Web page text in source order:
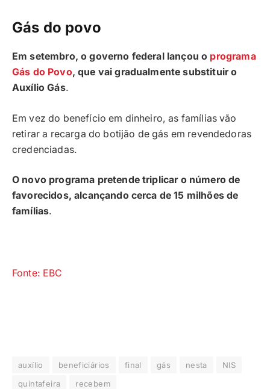
Gás do povo
Em setembro, o governo federal lançou o programa
Gás do Povo, que vai gradualmente substituir o
Auxílio Gás.
Em vez do benefício em dinheiro, as famílias vão
retirar a recarga do botijão de gás em revendedoras
credenciadas.
O novo programa pretende triplicar o número de
favorecidos, alcançando cerca de 15 milhões de
famílias.
Fonte: EBC
auxílio beneficiários final gás nesta
NIS
quintafeira
recebem